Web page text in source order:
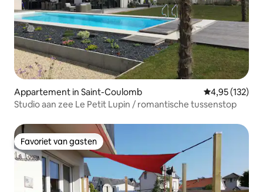
Appartement in Saint-Coulomb Gemiddelde
4,95 (132)
Studio aan zee Le Petit Lupin / romantische tussenstop
Favoriet van gasten
Favoriet van gasten